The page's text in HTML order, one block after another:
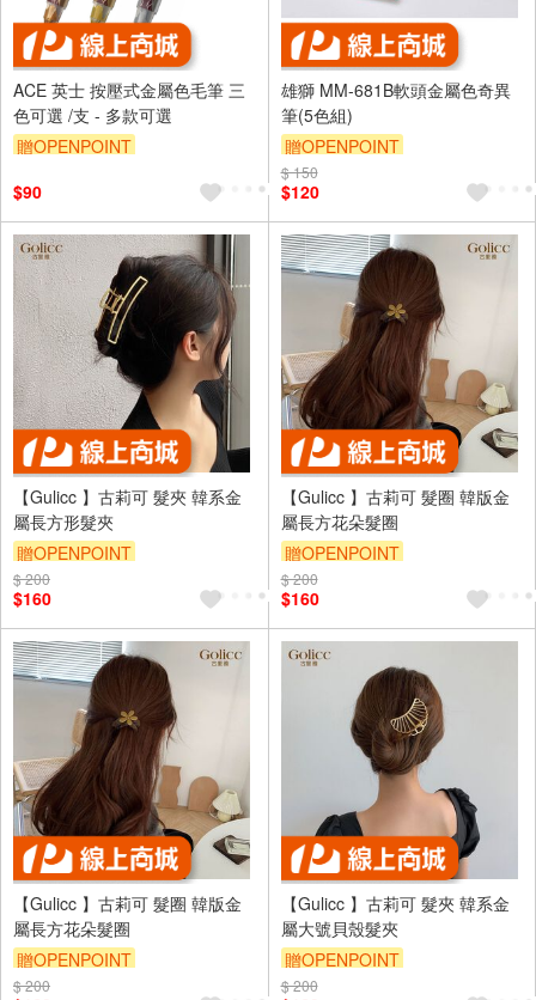
ACE 英士 按壓式金屬色毛筆 三
色可選 /支 - 多款可選
贈OPENPOINT
$90
雄獅 MM-681B軟頭金屬色奇異
筆(5色組)
贈OPENPOINT
$ 150
$120
【Gulicc 】古莉可 髮夾 韓系金
屬長方形髮夾
贈OPENPOINT
訂單滿999享9折
$ 200
$160
【Gulicc 】古莉可 髮圈 韓版金
屬長方花朵髮圈
贈OPENPOINT
訂單滿999享9折
$ 200
$160
【Gulicc 】古莉可 髮圈 韓版金
屬長方花朵髮圈
贈OPENPOINT
訂單滿999享9折
$ 200
【Gulicc 】古莉可 髮夾 韓系金
屬大號貝殼髮夾
贈OPENPOINT
訂單滿999享9折
$ 200